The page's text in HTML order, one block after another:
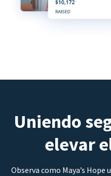
Uniendo
elevar
Observa como Maya’s